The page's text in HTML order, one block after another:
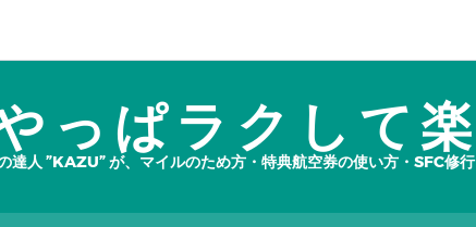
やっぱラクして
達人 ”KAZU” が、マイルのため方・特典航空券の使い方・SFC